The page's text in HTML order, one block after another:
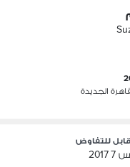
الجديدة
للتفاوض